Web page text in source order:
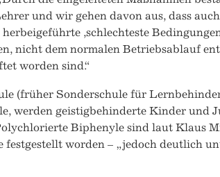
und wir gehen davon aus, dass
,schlechteste
nicht dem normalen Betriebsablauf
worden sind.“
(früher Sonderschule für
werden geistigbehinderte Kinder und
Biphenyle sind laut Klaus
festgestellt worden – „jedoch deutlich